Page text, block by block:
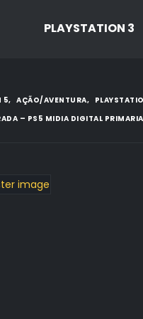
PLAYSTATION 3
5, AÇÃO/AVENTURA,
– PS5 MIDIA DIGITAL PRIMARIA